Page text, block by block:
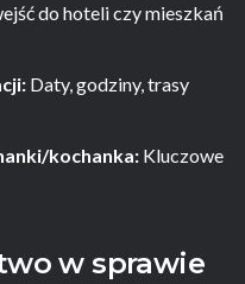
do hoteli czy mieszkań
Daty, godziny, trasy
kochanka: Kluczowe
w sprawie